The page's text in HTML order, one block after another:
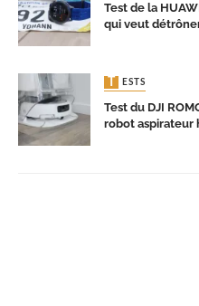
Test de la
qui veut
TESTS
Test du DJI
robot aspirateur